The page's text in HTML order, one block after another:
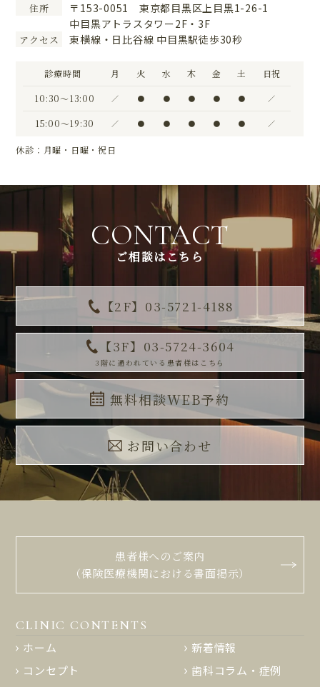
住所
〒153-0051 東京都目黒区上目黒1-26-1
中目黒アトラスタワー2F・3F
アクセス 東横線・日比谷線 中目黒駅徒歩30秒
診療時間 月 火 水 木 金 土 日祝
10:30〜13:00 ／ ● ● ● ● ● ／
15:00〜19:30 ／ ● ● ● ● ● ／
休診：月曜・日曜・祝日
CONTACT
ご相談はこちら
【2F】03-5721-4188
【3F】03-5724-3604
3階に通われている患者様はこちら
無料相談WEB予約
お問い合わせ
患者様へのご案内
（保険医療機関における書面掲示）
CLINIC CONTENTS
ホーム
コンセプト
新着情報
歯科コラム・症例